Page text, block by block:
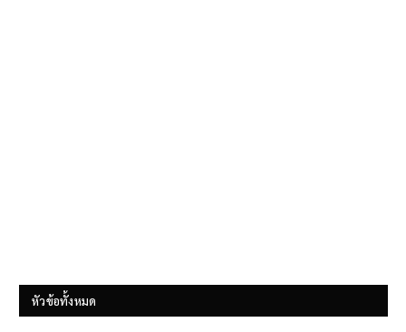
หัวข้อทั้งหมด